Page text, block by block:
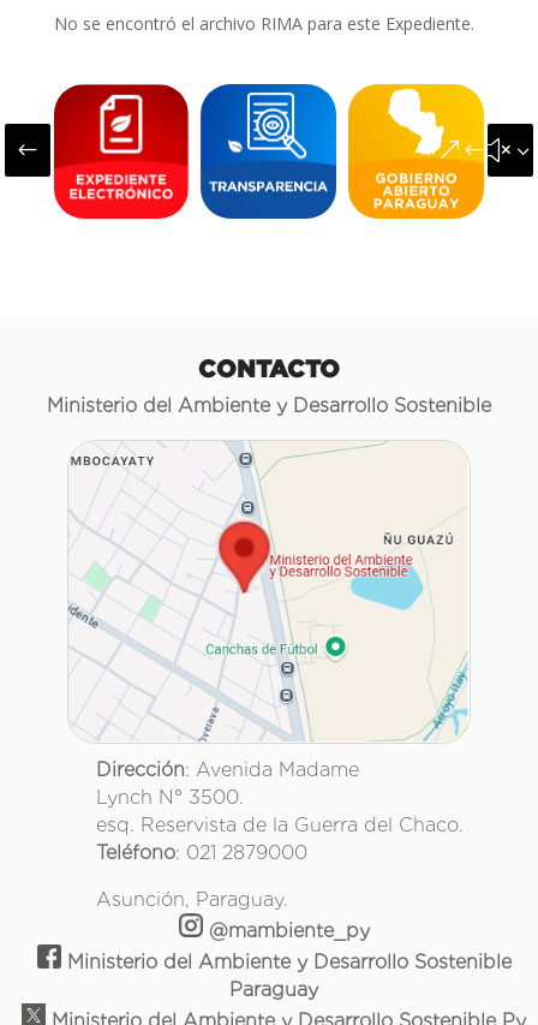
No se encontró el archivo RIMA para este Expediente.
#
CONTACTO
Ministerio del Ambiente y Desarrollo Sostenible
Dirección: Avenida Madame
Lynch N° 3500.
esq. Reservista de la Guerra del Chaco.
Teléfono: 021 2879000
Asunción, Paraguay.
@mambiente_py
Ministerio del Ambiente y Desarrollo Sostenible
Paraguay